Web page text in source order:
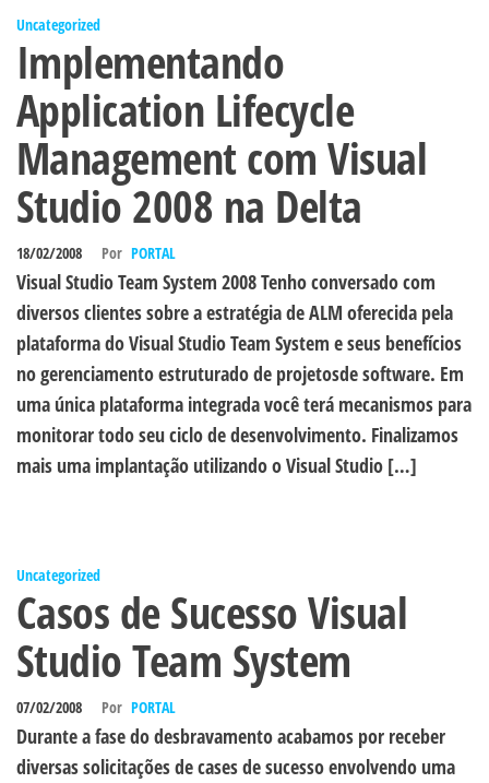
Uncategorized
Implementando
Application Lifecycle
Management com Visual
Studio 2008 na Delta
18/02/2008 Por PORTAL
Visual Studio Team System 2008 Tenho conversado com
diversos clientes sobre a estratégia de ALM oferecida pela
plataforma do Visual Studio Team System e seus benefícios
no gerenciamento estruturado de projetosde software. Em
uma única plataforma integrada você terá mecanismos para
monitorar todo seu ciclo de desenvolvimento. Finalizamos
mais uma implantação utilizando o Visual Studio […]
Uncategorized
Casos de Sucesso Visual
Studio Team System
07/02/2008 Por PORTAL
Durante a fase do desbravamento acabamos por receber
diversas solicitações de cases de sucesso envolvendo uma